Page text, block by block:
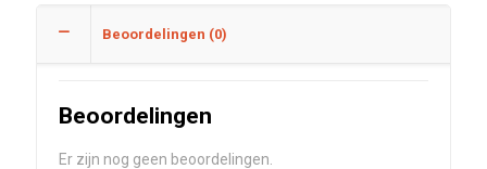
Beoordelingen (0)
Beoordelingen
Er zijn nog geen beoordelingen.